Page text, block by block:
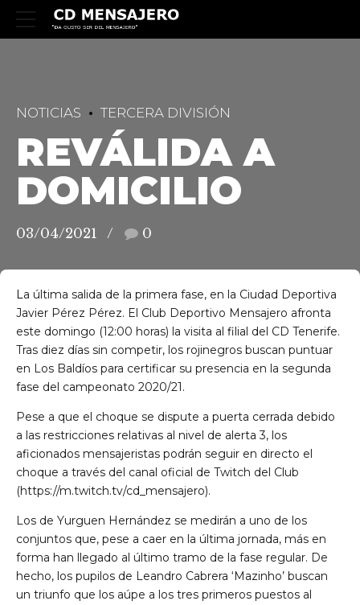
NOTICIAS TERCERA DIVISIÓN
REVÁLIDA A
DOMICILIO
03/04/2021 0
La última salida de la primera fase, en la Ciudad Deportiva
Javier Pérez Pérez. El Club Deportivo Mensajero afronta
este domingo (12:00 horas) la visita al filial del CD Tenerife.
Tras diez días sin competir, los rojinegros buscan puntuar
en Los Baldíos para certificar su presencia en la segunda
fase del campeonato 2020/21.
Pese a que el choque se dispute a puerta cerrada debido
a las restricciones relativas al nivel de alerta 3, los
aficionados mensajeristas podrán seguir en directo el
choque a través del canal oficial de Twitch del Club
(https://m.twitch.tv/cd_mensajero).
Los de Yurguen Hernández se medirán a uno de los
conjuntos que, pese a caer en la última jornada, más en
forma han llegado al último tramo de la fase regular. De
hecho, los pupilos de Leandro Cabrera ‘Mazinho’ buscan
un triunfo que los aúpe a los tres primeros puestos al